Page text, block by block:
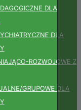
DLA
DLA
ROZWOJOWE Z
GRUPOWE DLA